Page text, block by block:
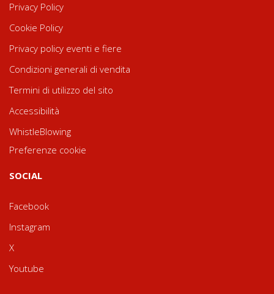
Privacy Policy
Cookie Policy
Privacy policy eventi e fiere
Condizioni generali di vendita
Termini di utilizzo del sito
Accessibilità
WhistleBlowing
Preferenze cookie
SOCIAL
Facebook
Instagram
X
Youtube